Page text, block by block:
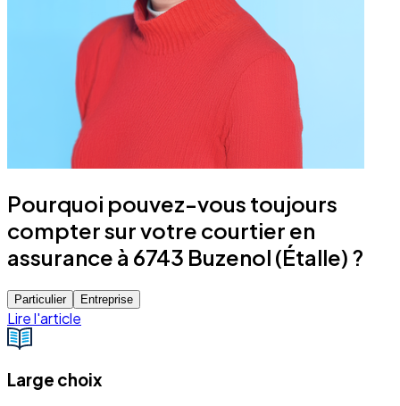
Pourquoi pouvez-vous toujours
compter sur votre courtier en
assurance à 6743 Buzenol (Étalle) ?
Particulier Entreprise
Lire l'article
Large choix